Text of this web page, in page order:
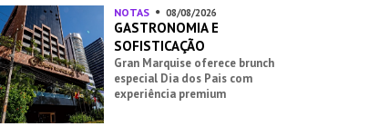
NOTAS 08/08/2026
GASTRONOMIA E
SOFISTICAÇÃO
Gran Marquise oferece brunch
especial Dia dos Pais com
experiência premium